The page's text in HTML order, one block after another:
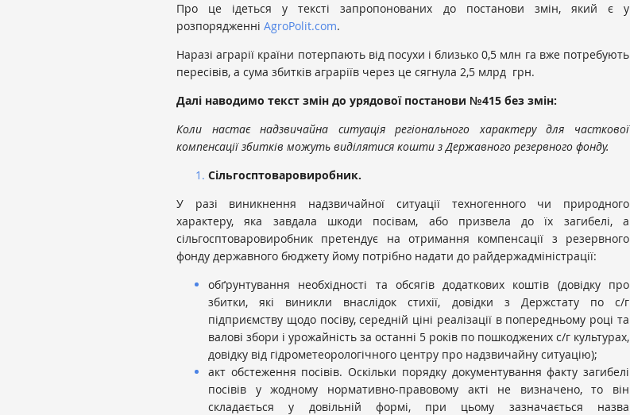
Про це ідеться у тексті запропонованих до постанови змін, який є у
розпорядженні AgroPolit.com.
Наразі аграрії країни потерпають від посухи і близько 0,5 млн га вже потребують
пересівів, а сума збитків аграріїв через це сягнула 2,5 млрд грн.
Далі наводимо текст змін до урядової постанови №415 без змін:
Коли настає надзвичайна ситуація регіонального характеру для часткової
компенсації збитків можуть виділятися кошти з Державного резервного фонду.
Сільгосптоваровиробник.
У разі виникнення надзвичайної ситуації техногенного чи природного
характеру, яка завдала шкоди посівам, або призвела до їх загибелі, а
сільгосптоваровиробник претендує на отримання компенсації з резервного
фонду державного бюджету йому потрібно надати до райдержадміністрації:
обґрунтування необхідності та обсягів додаткових коштів (довідку про
збитки, які виникли внаслідок стихії, довідки з Держстату по с/г
підприємству щодо посіву, середній ціні реалізації в попередньому році та
валові збори і урожайність за останні 5 років по пошкоджених с/г культурах,
довідку від гідрометеорологічного центру про надзвичайну ситуацію);
акт обстеження посівів. Оскільки порядку документування факту загибелі
посівів у жодному нормативно-правовому акті не визначено, то він
складається у довільній формі, при цьому зазначається назва